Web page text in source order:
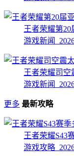
王者荣耀第
游戏新闻
王者荣耀司空
游戏新闻
更多 最新攻略
王者荣耀S43
游戏攻略